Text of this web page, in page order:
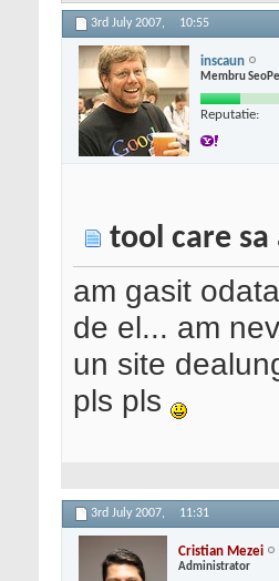
3rd July 2007, 10:55
inscaun
Membru
Reputatie:
tool care
am gasit
de el... am
un site
pls pls
3rd July 2007, 11:31
Cristian Mezei
Administrator